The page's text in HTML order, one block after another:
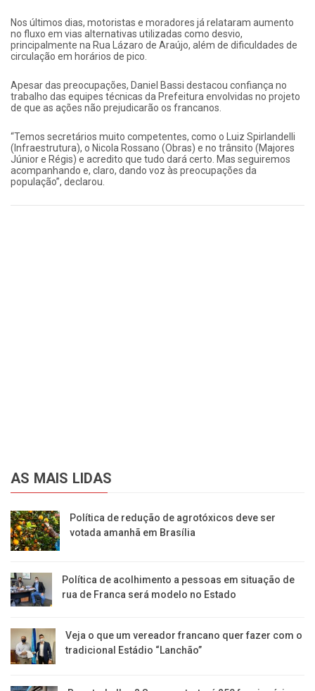
Nos últimos dias, motoristas e moradores já relataram aumento
no fluxo em vias alternativas utilizadas como desvio,
principalmente na Rua Lázaro de Araújo, além de dificuldades de
circulação em horários de pico.
Apesar das preocupações, Daniel Bassi destacou confiança no
trabalho das equipes técnicas da Prefeitura envolvidas no projeto
de que as ações não prejudicarão os francanos.
“Temos secretários muito competentes, como o Luiz Spirlandelli
(Infraestrutura), o Nicola Rossano (Obras) e no trânsito (Majores
Júnior e Régis) e acredito que tudo dará certo. Mas seguiremos
acompanhando e, claro, dando voz às preocupações da
população”, declarou.
AS MAIS LIDAS
Política de redução de agrotóxicos deve ser
votada amanhã em Brasília
Política de acolhimento a pessoas em situação de
rua de Franca será modelo no Estado
Veja o que um vereador francano quer fazer com o
tradicional Estádio “Lanchão”